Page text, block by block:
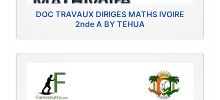
DOC TRAVAUX DIRIGES MATHS IVOIRE
2nde A BY TEHUA